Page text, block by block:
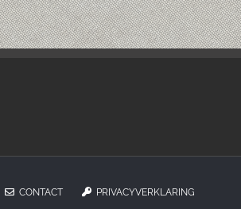
CONTACT PRIVACYVERKLARING